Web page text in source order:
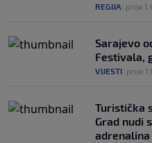
REGIJA prije 1
Sarajevo
Festivala,
VIJESTI prije 1
Turistička
Grad nudi
adrenalina